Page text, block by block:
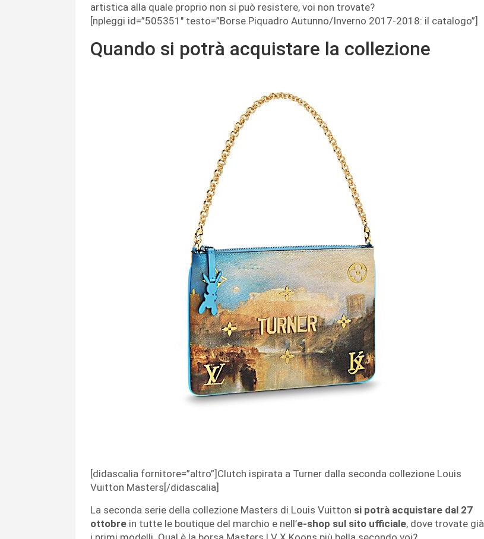
artistica alla quale proprio non si può resistere, voi non trovate?
[npleggi id=”505351″ testo=”Borse Piquadro Autunno/Inverno 2017-2018: il catalogo”]
Quando si potrà acquistare la collezione
[didascalia fornitore=”altro”]Clutch ispirata a Turner dalla seconda collezione Louis
Vuitton Masters[/didascalia]
La seconda serie della collezione Masters di Louis Vuitton si potrà acquistare dal 27
ottobre in tutte le boutique del marchio e nell’e-shop sul sito ufficiale, dove trovate già